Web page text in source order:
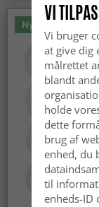
NyhedVI
Vi bruger
at give dig
målrettet
blandt
holde
dette
brug af
enhed, du
til
enheds-ID